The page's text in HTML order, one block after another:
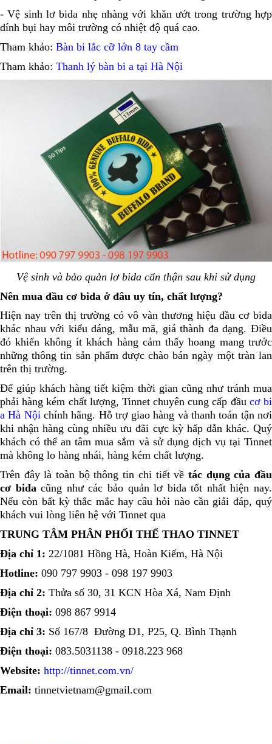
-Vệ sinh lơ bida nhẹ nhàng với khăn ướt trong trường hợp
dính bụi hay môi trường có nhiệt độ quá cao.
Tham khảo: Bàn bi lắc cỡ lớn 8 tay cầm
Tham khảo: Thanh lý bàn bi a tại Hà Nội
Vệ sinh và bảo quản lơ bida cẩn thận sau khi sử dụng
Nên mua đầu cơ bida ở đâu uy tín, chất lượng?
Hiện nay trên thị trường có vô vàn thương hiệu đầu cơ bida
khác nhau với kiểu dáng, mẫu mã, giá thành đa dạng. Điều
đó khiến không ít khách hàng cảm thấy hoang mang trước
những thông tin sản phẩm được chào bán ngày một tràn lan
trên thị trường.
Để giúp khách hàng tiết kiệm thời gian cũng như tránh mua
phải hàng kém chất lượng, Tinnet chuyên cung cấp đầu cơ bi
a Hà Nộichính hãng. Hỗ trợ giao hàng và thanh toán tận nơi
khi nhận hàng cùng nhiều ưu đãi cực kỳ hấp dẫn khác. Quý
khách có thể an tâm mua sắm và sử dụng dịch vụ tại Tinnet
mà không lo hàng nhái, hàng kém chất lượng.
Trên đây là toàn bộ thông tin chi tiết về tác dụng của đầu
cơ bidacũng như các bảo quản lơ bida tốt nhất hiện nay.
Nếu còn bất kỳ thắc mắc hay câu hỏi nào cần giải đáp, quý
khách vui lòng liên hệ với Tinnet qua
TRUNG TÂM PHÂN PHỐI THỂ THAO TINNET
Địa chỉ 1: 22/1081 Hồng Hà, Hoàn Kiếm, Hà Nội
Hotline: 090 797 9903 - 098 197 9903
Địa chỉ 2: Thửa số 30, 31 KCN Hòa Xá, Nam Định
Điện thoại: 098 867 9914
Địa chỉ 3: Số 167/8 Đường D1, P25, Q. Bình Thạnh
Điện thoại: 083.5031138 - 0918.223 968
Website: http://tinnet.com.vn/
Email: tinnetvietnam@gmail.com